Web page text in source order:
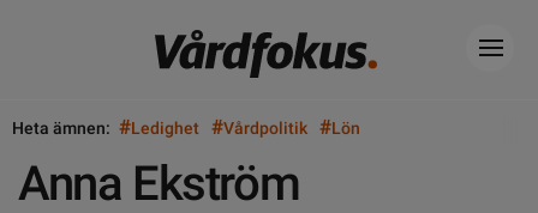
Heta ämnen: #Ledighet #Vårdpolitik #Lön
Anna Ekström